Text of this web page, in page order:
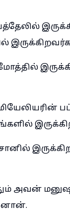
அவன்